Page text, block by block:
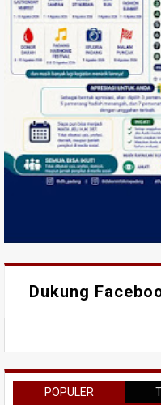
Dukung
POPULER